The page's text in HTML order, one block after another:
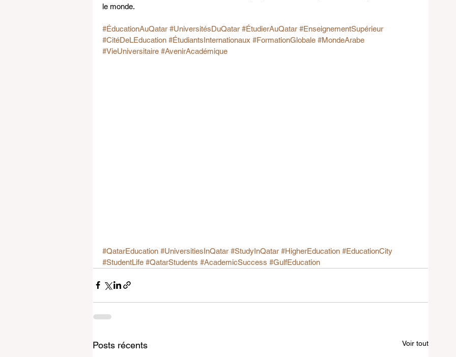
le monde.
#ÉducationAuQatar #UniversitésDuQatar #ÉtudierAuQatar #EnseignementSupérieur
#CitéDeLEducation #ÉtudiantsInternationaux #FormationGlobale #MondeArabe
#VieUniversitaire #AvenirAcadémique
#QatarEducation #UniversitiesInQatar #StudyInQatar #HigherEducation #EducationCity
#StudentLife #QatarStudents #AcademicSuccess #GulfEducation
Posts récents Voir tout